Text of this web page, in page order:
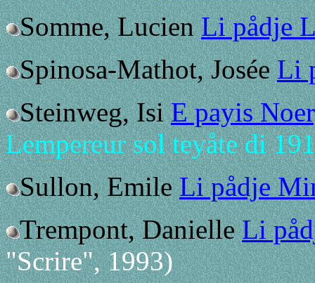
Somme, LucienLi pådje
Spinosa-Mathot, JoséeLi
Steinweg, IsiE payis Noer
Lempereur sol teyåte di
Sullon, EmileLi pådje
Trempont, DanielleLi
"Scrire", 1993)